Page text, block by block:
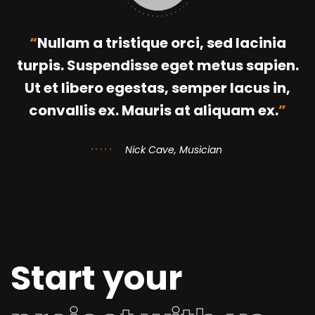
Nullam a tristique orci, sed lacinia
turpis. Suspendisse eget metus sapien.
Ut et libero egestas, semper lacus in,
convallis ex. Mauris at aliquam ex.
Nick Cave, Musician
Start your